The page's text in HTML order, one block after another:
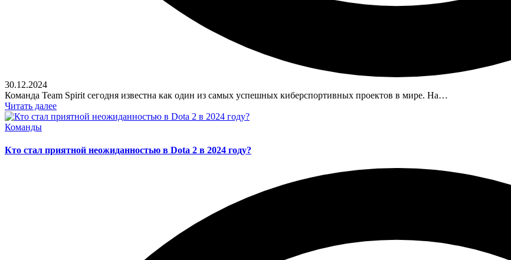
30.12.2024
Команда Team Spirit сегодня известна как один из самых успешных киберспортивных проектов в мире. На…
Читать далее
Posted
Команды
Кто стал приятной неожиданностью в Dota 2 в 2024 году?